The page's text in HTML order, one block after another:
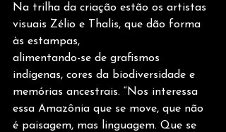
Na trilha da criação estão os artistas
visuais Zélio e Thalis, que dão forma
às estampas,
alimentando-se de grafismos
indígenas, cores da biodiversidade e
memórias ancestrais. “Nos interessa
essa Amazônia que se move, que não
é paisagem, mas linguagem. Que se